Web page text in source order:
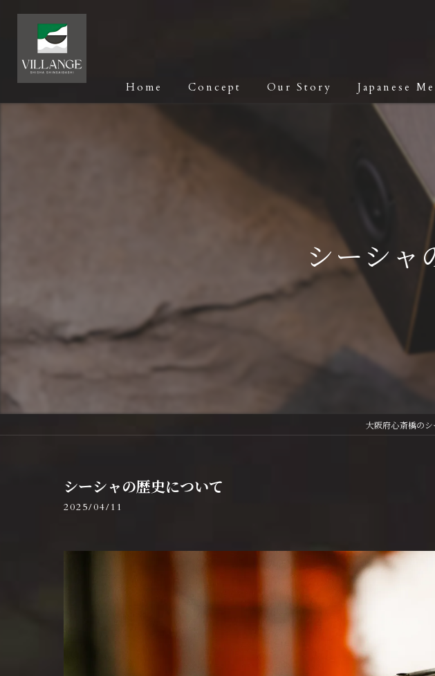
Home Concept Our Story Japanese
シーシャ
大阪府心斎橋の
シーシャの歴史について
2025/04/11